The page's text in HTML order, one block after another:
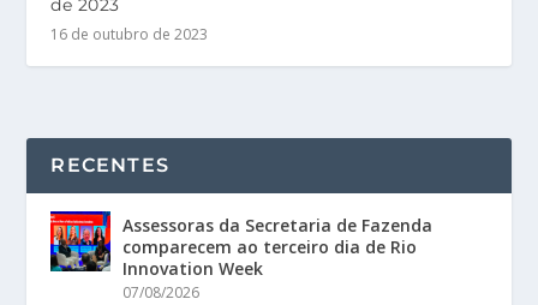
de 2023
16 de outubro de 2023
RECENTES
Assessoras da Secretaria de Fazenda
comparecem ao terceiro dia de Rio
Innovation Week
07/08/2026